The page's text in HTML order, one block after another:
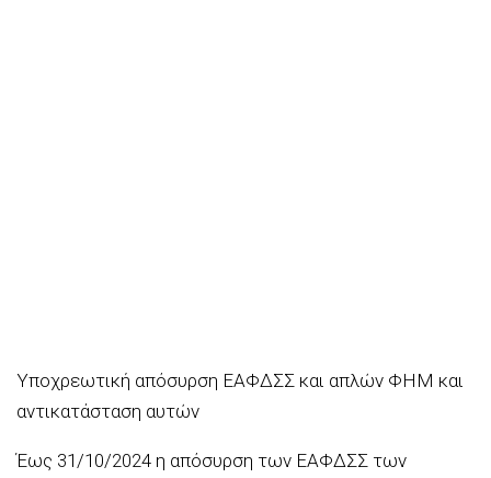
Υποχρεωτική απόσυρση ΕΑΦΔΣΣ και απλών ΦΗΜ και
αντικατάσταση αυτών
Έως 31/10/2024 η απόσυρση των ΕΑΦΔΣΣ των